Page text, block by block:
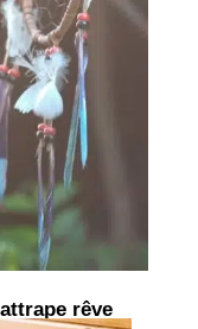
rêve